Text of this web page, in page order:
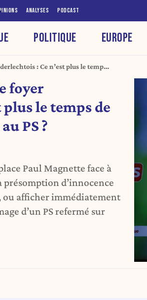
ANALYSES PODCAST
POLITIQUE EUROPE
: Ce n’est plus le temps
foyer
plus le temps de
PS ?
Paul Magnette face à
d’innocence
ou afficher immédiatement
d’un PS refermé sur